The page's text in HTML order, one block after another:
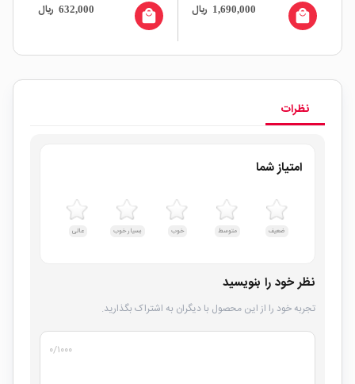
1,690,000 ریال local_mall
632,000 ریال local_mall
نظرات
امتیاز شما
ضعیف متوسط خوب بسیار خوب عالی
نظر خود را بنویسید
تجربه خود را از این محصول با دیگران به اشتراک بگذارید.
۰/۱۰۰۰